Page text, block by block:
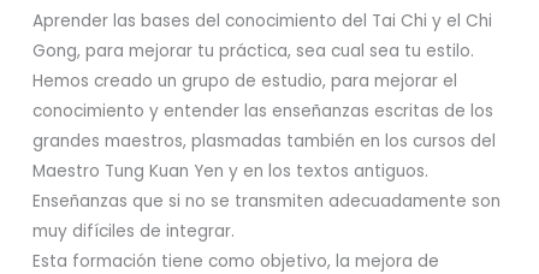
Aprender las bases del conocimiento del Tai Chi y el Chi
Gong, para mejorar tu práctica, sea cual sea tu estilo.
Hemos creado un grupo de estudio, para mejorar el
conocimiento y entender las enseñanzas escritas de los
grandes maestros, plasmadas también en los cursos del
Maestro Tung Kuan Yen y en los textos antiguos.
Enseñanzas que si no se transmiten adecuadamente son
muy difíciles de integrar.
Esta formación tiene como objetivo, la mejora de